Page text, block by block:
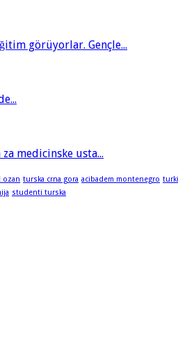
görüyorlar. Gençle...
medicinske usta...
ozan turska crna gora acibadem montenegro
studenti turska